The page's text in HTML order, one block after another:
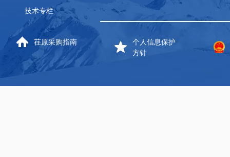
技术专栏
荏原采购指南
个人信息保护
方针